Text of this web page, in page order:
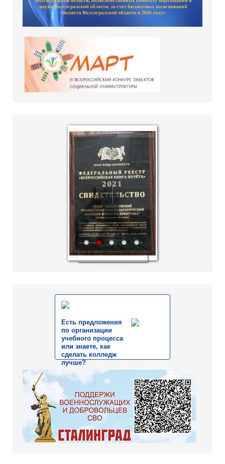
1 2 3 4 5
hislider.com
Есть предложения
по организации
учебного процесса
или знаете, как
сделать колледж
лучше?